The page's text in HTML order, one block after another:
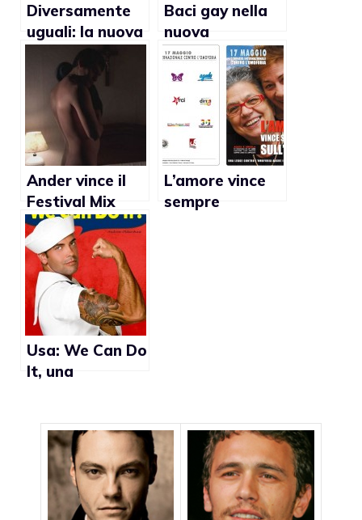
Diversamente
uguali: la nuova
campgna
Arcigay
Baci gay nella
nuova
campagna
Benetton
Ander vince il
Festival Mix
Milano 2010
L’amore vince
sempre
Usa: We Can Do
It, una
gay
nell’esercito